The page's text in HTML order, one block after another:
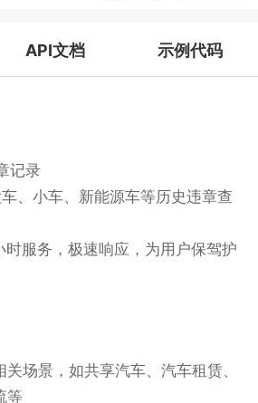
API文档 示例代码
记录
、小车、新能源车等历史违章查
服务，极速响应，为用户保驾护
场景，如共享汽车、汽车租赁、
等